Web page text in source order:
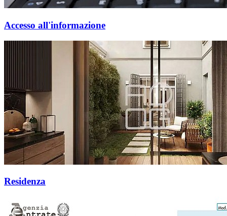
Accesso all'informazione
Residenza